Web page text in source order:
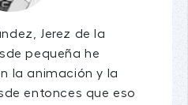
Jerez de la
pequeña he
la animación y la
entonces que eso